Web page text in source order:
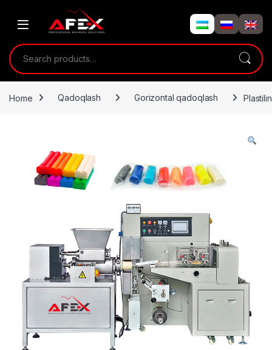
Search for:
Home Qadoqlash Gorizontal qadoqlash